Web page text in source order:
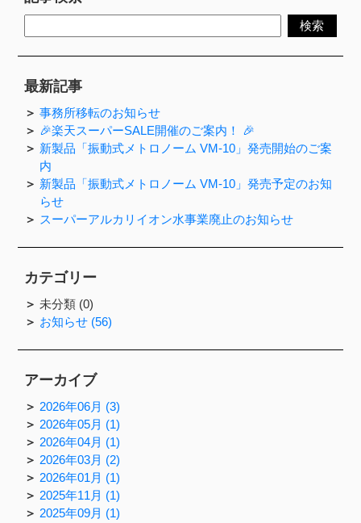
最新記事
事務所移転のお知らせ
🎉楽天スーパーSALE開催のご案内！ 🎉
新製品「振動式メトロノーム VM-10」発売開始のご案
内
新製品「振動式メトロノーム VM-10」発売予定のお知
らせ
スーパーアルカリイオン水事業廃止のお知らせ
カテゴリー
未分類 (0)
お知らせ (56)
アーカイブ
2026年06月 (3)
2026年05月 (1)
2026年04月 (1)
2026年03月 (2)
2026年01月 (1)
2025年11月 (1)
2025年09月 (1)